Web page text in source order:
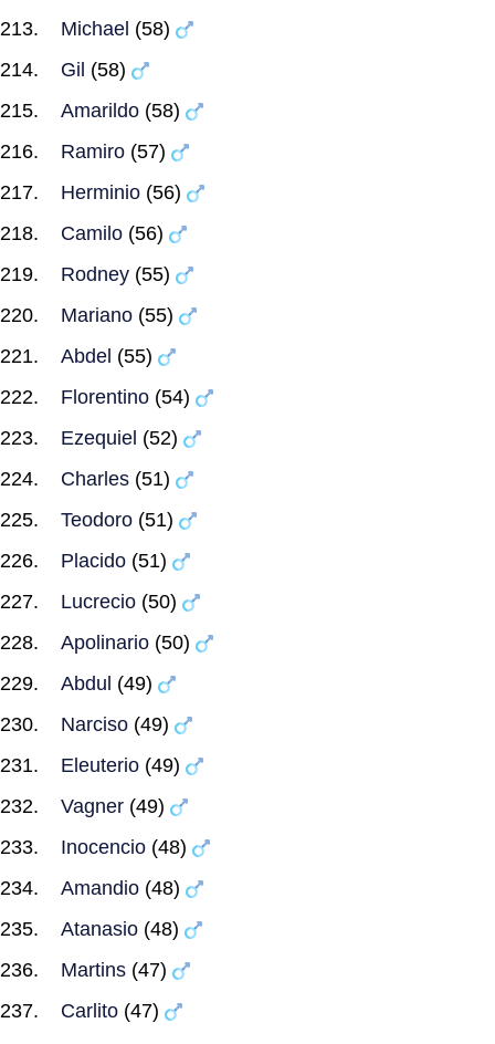
Michael (58)
Gil (58)
Amarildo (58)
Ramiro (57)
Herminio (56)
Camilo (56)
Rodney (55)
Mariano (55)
Abdel (55)
Florentino (54)
Ezequiel (52)
Charles (51)
Teodoro (51)
Placido (51)
Lucrecio (50)
Apolinario (50)
Abdul (49)
Narciso (49)
Eleuterio (49)
Vagner (49)
Inocencio (48)
Amandio (48)
Atanasio (48)
Martins (47)
Carlito (47)